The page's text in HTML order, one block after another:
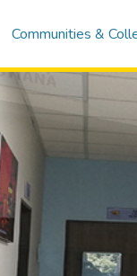
Communities &